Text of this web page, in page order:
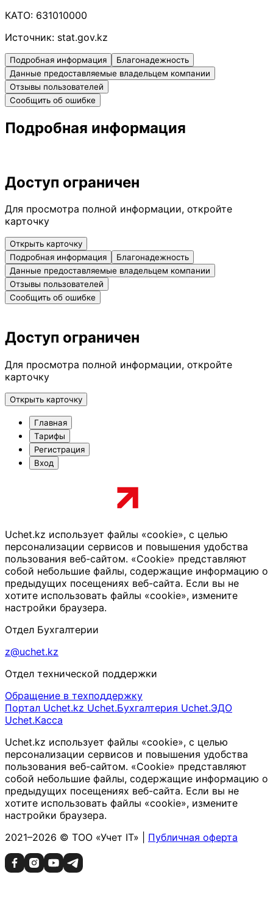
КАТО: 631010000
Источник: stat.gov.kz
Подробная информация
Благонадежность
Данные предоставляемые владельцем компании
Отзывы пользователей
Сообщить об ошибке
Подробная информация
Доступ ограничен
Для просмотра полной информации, откройте
карточку
Открыть карточку
Подробная информация
Благонадежность
Данные предоставляемые владельцем компании
Отзывы пользователей
Сообщить об ошибке
Доступ ограничен
Для просмотра полной информации, откройте
карточку
Открыть карточку
Главная
Тарифы
Регистрация
Вход
Uchet.kz использует файлы «cookie», с целью
персонализации сервисов и повышения удобства
пользования веб-сайтом. «Cookie» представляют
собой небольшие файлы, содержащие информацию о
предыдущих посещениях веб-сайта. Если вы не
хотите использовать файлы «cookie», измените
настройки браузера.
Отдел Бухгалтерии
z@uchet.kz
Отдел технической поддержки
Обращение в техподдержку
Портал Uchet.kz Uchet.Бухгалтерия Uchet.ЭДО
Uchet.Касса
Uchet.kz использует файлы «cookie», с целью
персонализации сервисов и повышения удобства
пользования веб-сайтом. «Cookie» представляют
собой небольшие файлы, содержащие информацию о
предыдущих посещениях веб-сайта. Если вы не
хотите использовать файлы «cookie», измените
настройки браузера.
2021–2026 © ТОО «Учет IT» | Публичная оферта